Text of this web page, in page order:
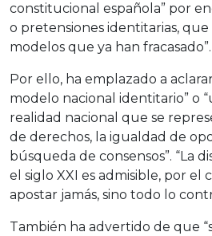
constitucional española” por
o pretensiones identitarias,
modelos que ya han fracasado”.
Por ello, ha emplazado a
modelo nacional identitario” o
realidad nacional que se
de derechos, la igualdad de
búsqueda de consensos”. “La
el siglo XXI es admisible, por el
apostar jamás, sino todo lo
También ha advertido de que